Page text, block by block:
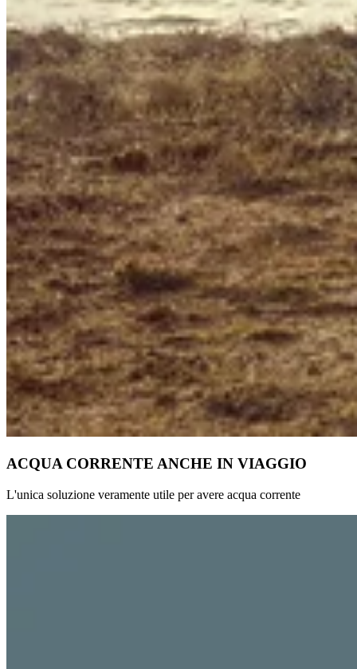
ACQUA CORRENTE ANCHE IN VIAGGIO
L'unica soluzione veramente utile per avere acqua corrente